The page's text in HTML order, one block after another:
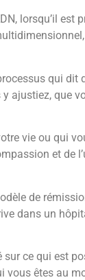
lorsqu’il est
qui dit
y ajustiez, que
vie ou qui
et de
de
dans un
sur ce qui est
vous êtes au